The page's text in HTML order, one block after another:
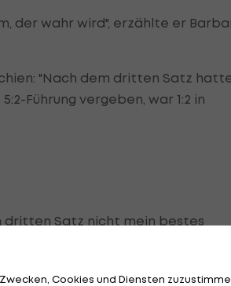
der wahr wird", erzählte er
"Nach dem dritten Satz
Führung vergeben, war 1:2 in
dritten Satz nicht mein bestes
Zeit, Lösungen zu finden", war
Cookies und Diensten